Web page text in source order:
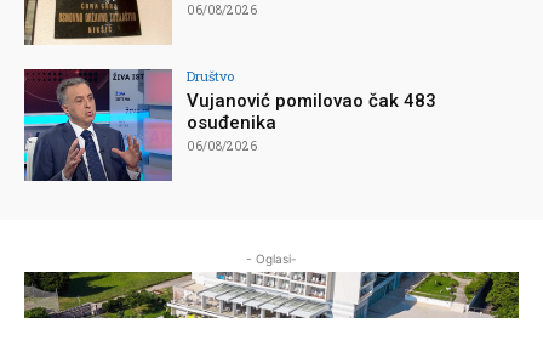
06/08/2026
Društvo
Vujanović pomilovao čak 483
osuđenika
06/08/2026
- Oglasi-